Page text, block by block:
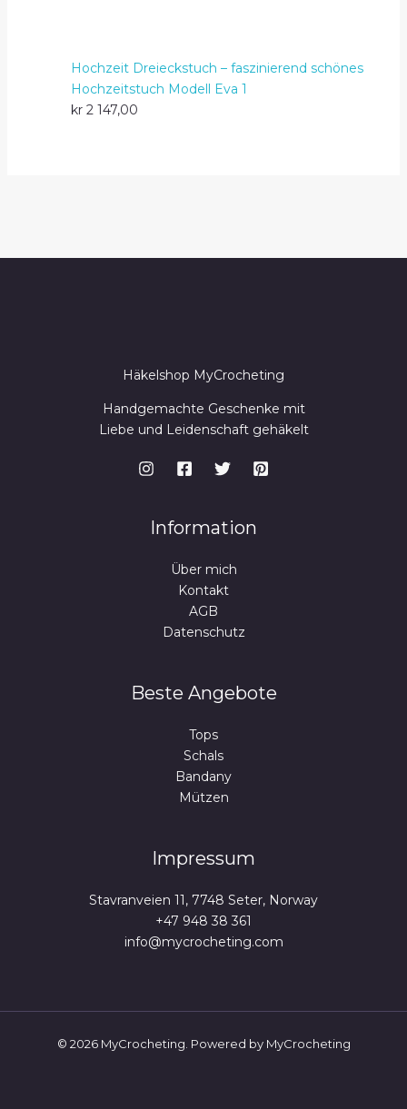
Hochzeit Dreieckstuch – faszinierend schönes
Hochzeitstuch Modell Eva 1
kr2 147,00
Häkelshop MyCrocheting
Handgemachte Geschenke mit
Liebe und Leidenschaft gehäkelt
Information
Über mich
Kontakt
AGB
Datenschutz
Beste Angebote
Tops
Schals
Bandany
Mützen
Impressum
Stavranveien 11, 7748 Seter, Norway
+47 948 38 361
info@mycrocheting.com
© 2026 MyCrocheting. Powered by MyCrocheting